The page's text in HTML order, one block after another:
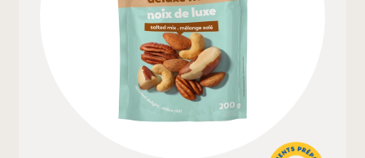
Restaurants
Institutions
À propos